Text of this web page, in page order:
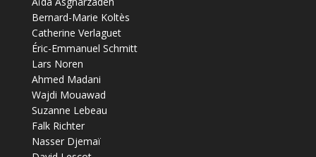
Bernard-Marie Koltès
Catherine Verlaguet
Éric-Emmanuel Schmitt
Lars Noren
Ahmed Madani
Wajdi Mouawad
Suzanne Lebeau
Falk Richter
Nasser Djemaï